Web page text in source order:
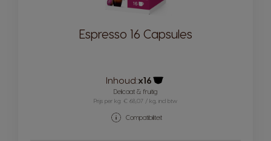
Espresso 16 Capsules
Inhoud:x16
Pictogram capsule
Delicaat & fruitig
Prijs per kg: € 68,07 / kg, incl btw
Compatibiliteit